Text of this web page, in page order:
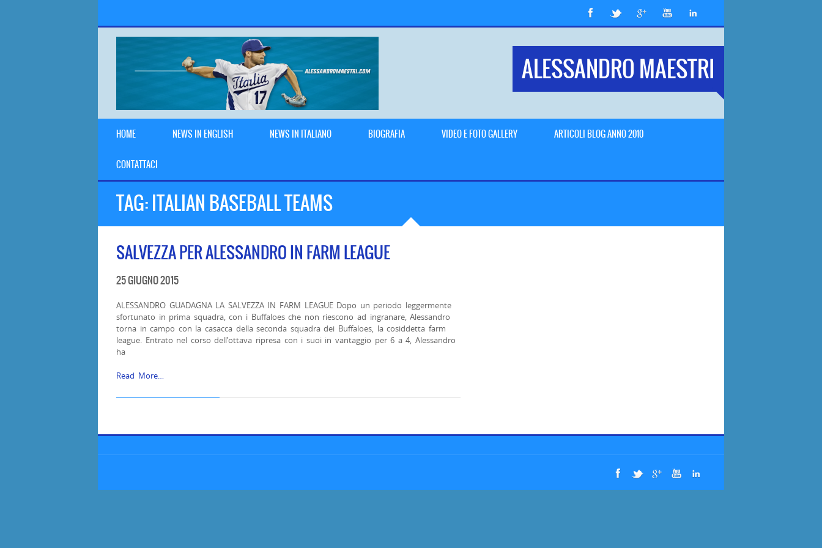
ALESSANDRO MAESTRI
HOME NEWS IN ENGLISH NEWS IN ITALIANO BIOGRAFIA VIDEO E FOTO GALLERY ARTICOLI BLOG ANNO 2010
CONTATTACI
TAG:ITALIAN BASEBALL TEAMS
SALVEZZA PER ALESSANDRO IN FARM LEAGUE
25 GIUGNO 2015
ALESSANDRO GUADAGNA LA SALVEZZA IN FARM LEAGUE Dopo un periodo leggermente
sfortunato in prima squadra, con i Buffaloes che non riescono ad ingranare, Alessandro
torna in campo con la casacca della seconda squadra dei Buffaloes, la cosiddetta farm
league. Entrato nel corso dell’ottava ripresa con i suoi in vantaggio per 6 a 4, Alessandro
ha
Read More…